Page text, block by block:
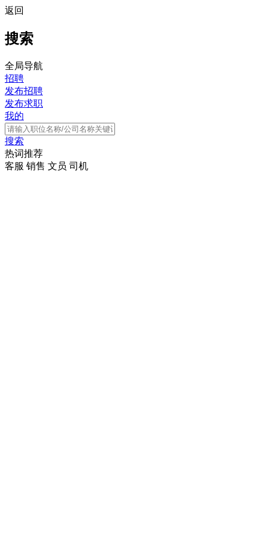
返回
搜索
全局导航
招聘
发布招聘
发布求职
我的
搜索
热词推荐
客服 销售 文员 司机